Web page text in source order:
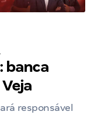
banca
responsável